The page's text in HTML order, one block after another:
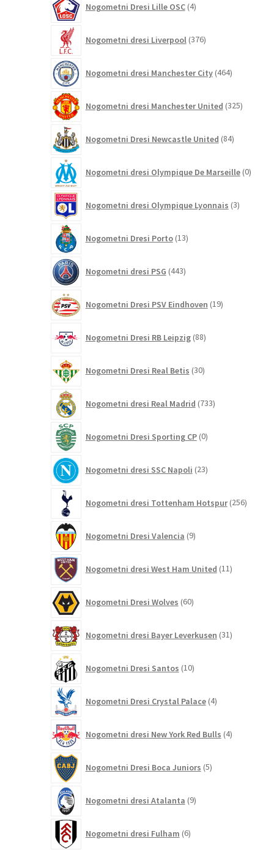
Nogometni Dresi Lille OSC 4izdelki
Nogometni dresi Liverpool 376izdelkov
Nogometni dresi Manchester City 464izdelkov
Nogometni dresi Manchester United 325izdelkov
Nogometni Dresi Newcastle United 84izdelkov
Nogometni dresi Olympique De Marseille 0
Nogometni dresi Olympique Lyonnais 3izdelki
Nogometni Dresi Porto 13izdelkov
Nogometni dresi PSG 443izdelkov
Nogometni Dresi PSV Eindhoven 19izdelkov
Nogometni Dresi RB Leipzig 88izdelkov
Nogometni Dresi Real Betis 30izdelkov
Nogometni dresi Real Madrid 733izdelkov
Nogometni Dresi Sporting CP 0izdelkov
Nogometni dresi SSC Napoli 23izdelkov
Nogometni dresi Tottenham Hotspur 256
Nogometni Dresi Valencia 9izdelkov
Nogometni dresi West Ham United 11izdelkov
Nogometni Dresi Wolves 60izdelkov
Nogometni dresi Bayer Leverkusen 31izdelkov
Nogometni Dresi Santos 10izdelkov
Nogometni Dresi Crystal Palace 4izdelki
Nogometni dresi New York Red Bulls 4izdelki
Nogometni Dresi Boca Juniors 5izdelkov
Nogometni dresi Atalanta 9izdelkov
Nogometni dresi Fulham 6izdelkov